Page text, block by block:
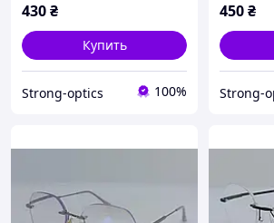
430₴
Купить
Strong-optics 100%
450₴
Strong-